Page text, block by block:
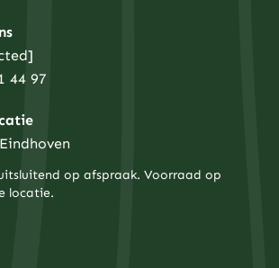
44 97
op afspraak. Voorraad op
locatie.